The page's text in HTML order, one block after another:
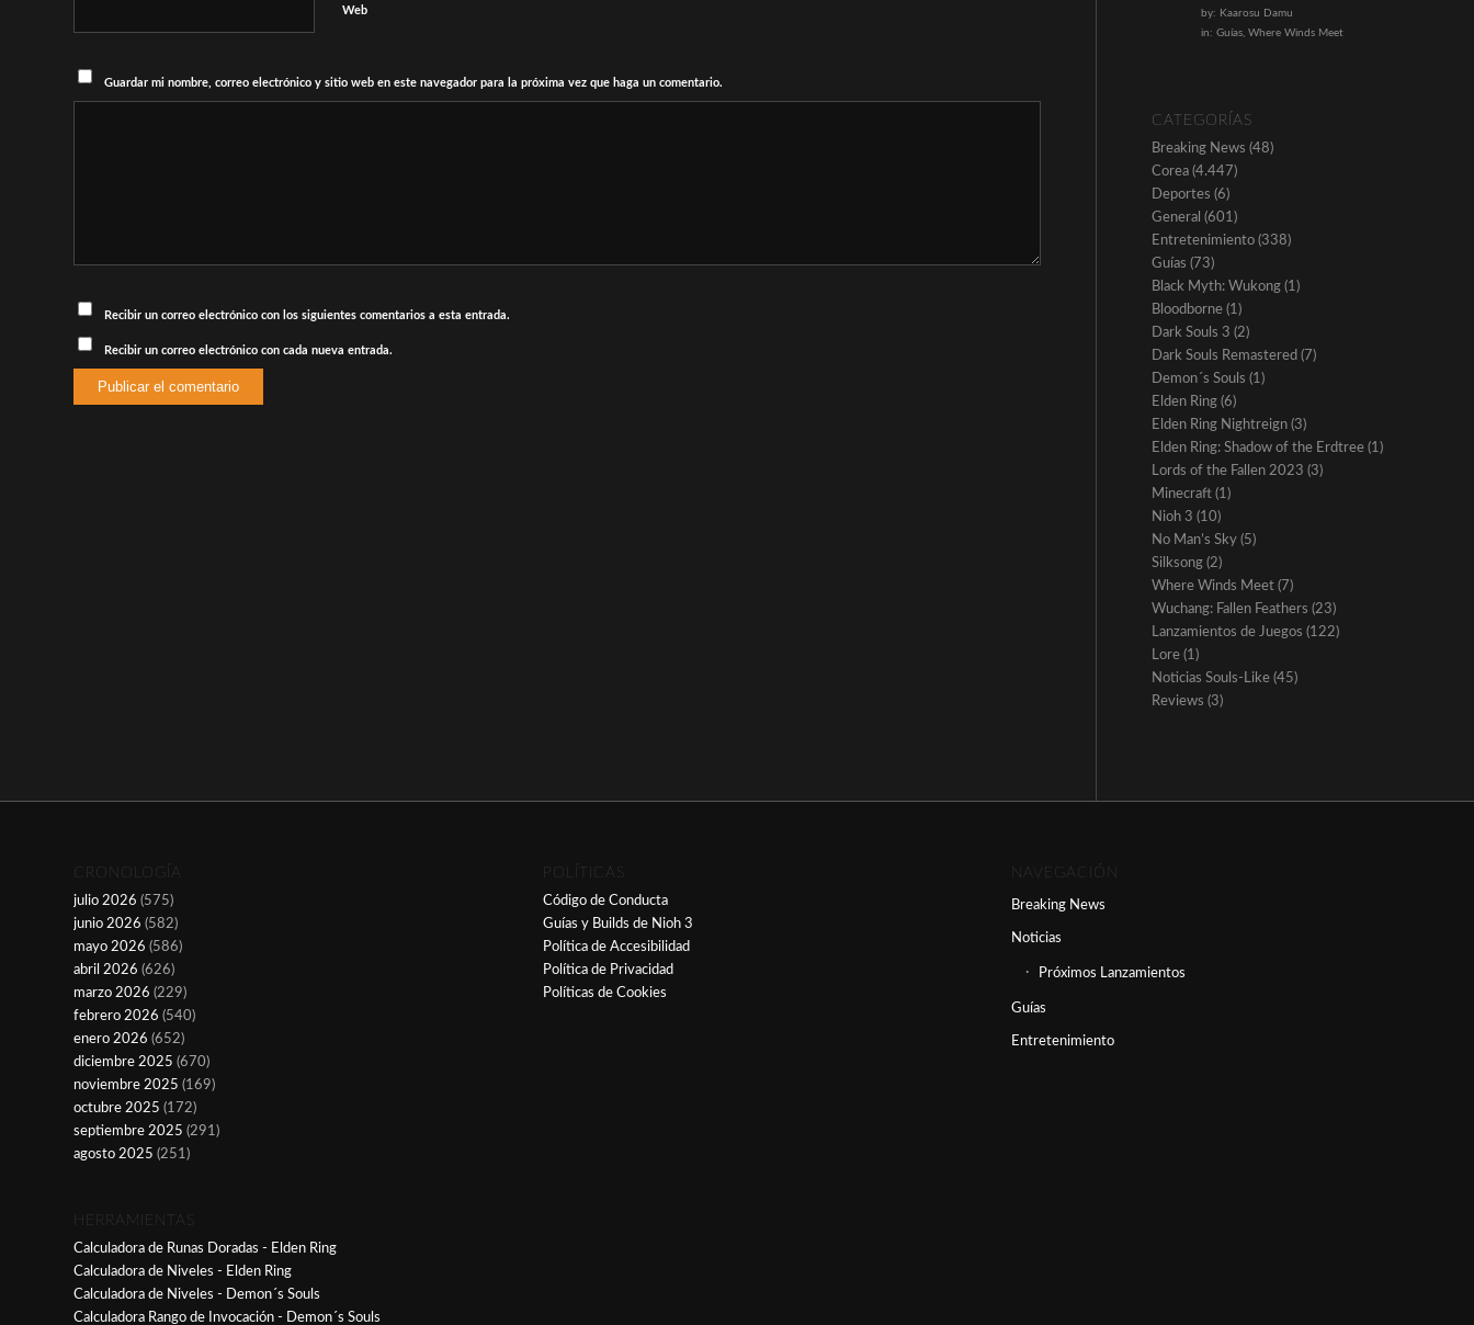
Web
Guardar mi nombre, correo electrónico y sitio web en este navegador para la próxima vez que haga un comentario.
Recibir un correo electrónico con los siguientes comentarios a esta entrada.
Recibir un correo electrónico con cada nueva entrada.
by: Kaarosu Damu
in: Guías, Where Winds Meet
CATEGORÍAS
Breaking News (48)
Corea(4.447)
Deportes (6)
General (601)
Entretenimiento(338)
Guías (73)
Black Myth: Wukong(1)
Bloodborne(1)
Dark Souls 3 (2)
Dark Souls Remastered (7)
Demon´s Souls (1)
Elden Ring(6)
Elden Ring Nightreign(3)
Elden Ring: Shadow of the Erdtree(1)
Lords of the Fallen 2023 (3)
Minecraft(1)
Nioh 3 (10)
No Man’s Sky(5)
Silksong(2)
Where Winds Meet(7)
Wuchang: Fallen Feathers (23)
Lanzamientos de Juegos (122)
Lore(1)
Noticias Souls-Like(45)
Reviews (3)
CRONOLOGÍA
julio 2026 (575)
junio 2026 (582)
mayo 2026 (586)
abril 2026 (626)
marzo 2026 (229)
febrero 2026 (540)
enero 2026 (652)
diciembre 2025 (670)
noviembre 2025 (169)
octubre 2025 (172)
septiembre 2025 (291)
agosto 2025 (251)
HERRAMIENTAS
Calculadora de Runas Doradas - Elden Ring
Calculadora de Niveles - Elden Ring
Calculadora de Niveles - Demon´s Souls
Calculadora Rango de Invocación - Demon´s Souls
POLÍTICAS
Código de Conducta
Guías y Builds de Nioh 3
Política de Accesibilidad
Política de Privacidad
Políticas de Cookies
NAVEGACIÓN
Breaking News
Noticias
Próximos Lanzamientos
Guías
Entretenimiento